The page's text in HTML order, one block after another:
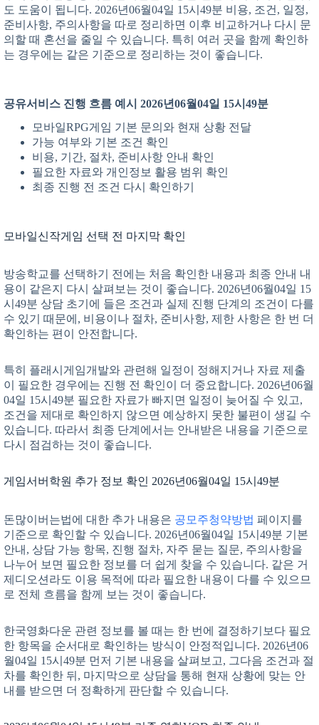
도 도움이 됩니다. 2026년06월04일 15시49분 비용, 조건, 일정,
준비사항, 주의사항을 따로 정리하면 이후 비교하거나 다시 문
의할 때 혼선을 줄일 수 있습니다. 특히 여러 곳을 함께 확인하
는 경우에는 같은 기준으로 정리하는 것이 좋습니다.
공유서비스 진행 흐름 예시 2026년06월04일 15시49분
모바일RPG게임 기본 문의와 현재 상황 전달
가능 여부와 기본 조건 확인
비용, 기간, 절차, 준비사항 안내 확인
필요한 자료와 개인정보 활용 범위 확인
최종 진행 전 조건 다시 확인하기
모바일신작게임 선택 전 마지막 확인
방송학교를 선택하기 전에는 처음 확인한 내용과 최종 안내 내
용이 같은지 다시 살펴보는 것이 좋습니다. 2026년06월04일 15
시49분 상담 초기에 들은 조건과 실제 진행 단계의 조건이 다를
수 있기 때문에, 비용이나 절차, 준비사항, 제한 사항은 한 번 더
확인하는 편이 안전합니다.
특히 플래시게임개발와 관련해 일정이 정해지거나 자료 제출
이 필요한 경우에는 진행 전 확인이 더 중요합니다. 2026년06월
04일 15시49분 필요한 자료가 빠지면 일정이 늦어질 수 있고,
조건을 제대로 확인하지 않으면 예상하지 못한 불편이 생길 수
있습니다. 따라서 최종 단계에서는 안내받은 내용을 기준으로
다시 점검하는 것이 좋습니다.
게임서버학원 추가 정보 확인 2026년06월04일 15시49분
돈많이버는법에 대한 추가 내용은 공모주청약방법 페이지를
기준으로 확인할 수 있습니다. 2026년06월04일 15시49분 기본
안내, 상담 가능 항목, 진행 절차, 자주 묻는 질문, 주의사항을
나누어 보면 필요한 정보를 더 쉽게 찾을 수 있습니다. 같은 거
제디오션라도 이용 목적에 따라 필요한 내용이 다를 수 있으므
로 전체 흐름을 함께 보는 것이 좋습니다.
한국영화다운 관련 정보를 볼 때는 한 번에 결정하기보다 필요
한 항목을 순서대로 확인하는 방식이 안정적입니다. 2026년06
월04일 15시49분 먼저 기본 내용을 살펴보고, 그다음 조건과 절
차를 확인한 뒤, 마지막으로 상담을 통해 현재 상황에 맞는 안
내를 받으면 더 정확하게 판단할 수 있습니다.